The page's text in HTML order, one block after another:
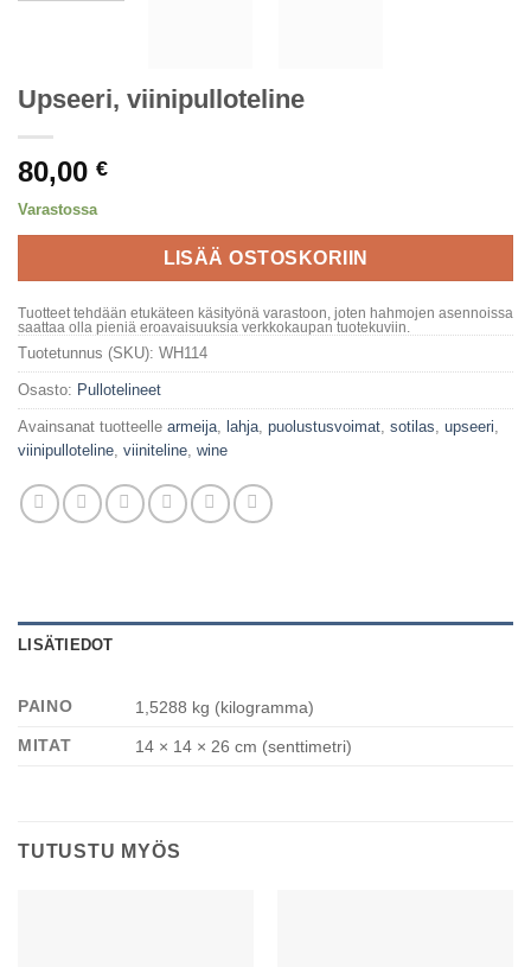
Upseeri, viinipulloteline
80,00 €
Varastossa
LISÄÄ OSTOSKORIIN
Tuotteet tehdään etukäteen käsityönä varastoon, joten hahmojen asennoissa
saattaa olla pieniä eroavaisuuksia verkkokaupan tuotekuviin.
Tuotetunnus (SKU): WH114
Osasto: Pullotelineet
Avainsanat tuotteelle armeija lahja puolustusvoimat sotilas upseeri
viinipulloteline viiniteline wine
LISÄTIEDOT
PAINO
1,5288 kg (kilogramma)
MITAT
14 × 14 × 26 cm (senttimetri)
TUTUSTU MYÖS